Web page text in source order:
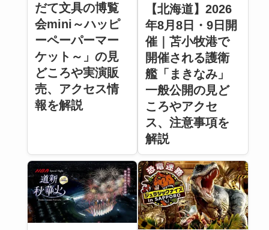
だて文具の博覧
会mini～ハッピ
ーペーパーマー
ケット～」の見
どころや実演販
売、アクセス情
報を解説
【北海道】2026
年8月8日・9日開
催｜苫小牧港で
開催される護衛
艦「まきなみ」
一般公開の見ど
ころやアクセ
ス、注意事項を
解説